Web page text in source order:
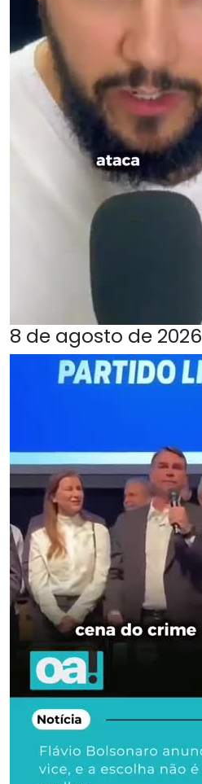
8 de agosto de 2026